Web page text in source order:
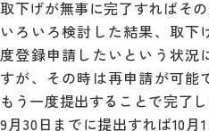
取下げが無事に完了すればそ
いろいろ検討した結果、取下
度登録申請したいという状況
すが、その時は再申請が可能
もう一度提出することで完了し
9月30日までに提出すれば10